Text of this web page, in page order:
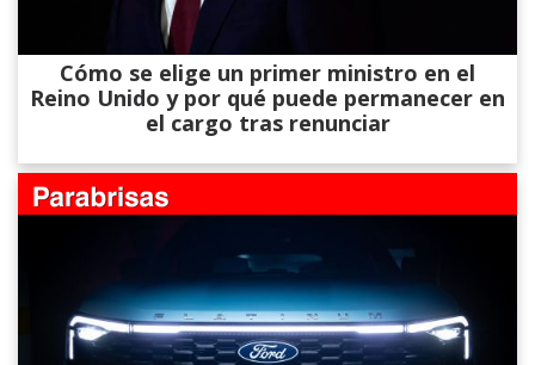
Cómo se elige un primer ministro en el
Reino Unido y por qué puede permanecer en
el cargo tras renunciar